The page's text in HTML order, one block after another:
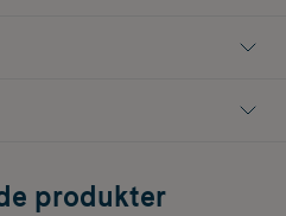
produkter